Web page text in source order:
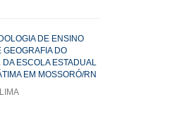
DE ENSINO
GEOGRAFIA DO
ESCOLA ESTADUAL
EM MOSSORÓ/RN